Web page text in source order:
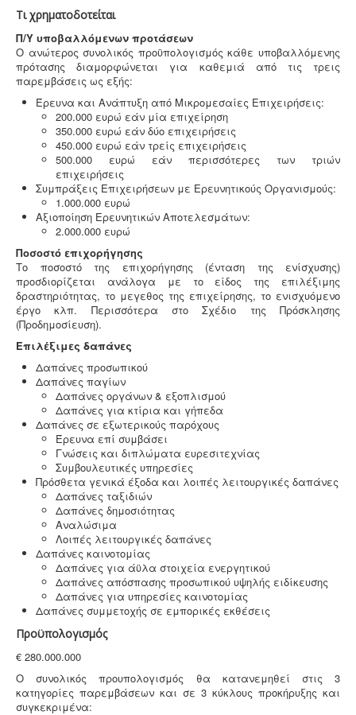
Τι χρηματοδοτείται
Π/Υ υποβαλλόμενων προτάσεων
Ο ανώτερος συνολικός προϋπολογισμός κάθε υποβαλλόμενης
πρότασης διαμορφώνεται για καθεμιά από τις τρεις
παρεμβάσεις ως εξής:
Έρευνα και Ανάπτυξη από Μικρομεσαίες Επιχειρήσεις:
200.000 ευρώ εάν μία επιχείρηση
350.000 ευρώ εάν δύο επιχειρήσεις
450.000 ευρώ εάν τρείς επιχειρήσεις
500.000 ευρώ εάν περισσότερες των τριών
επιχειρήσεις
Συμπράξεις Επιχειρήσεων με Ερευνητικούς Οργανισμούς:
1.000.000 ευρώ
Αξιοποίηση Ερευνητικών Αποτελεσμάτων:
2.000.000 ευρώ
Ποσοστό επιχορήγησης
Το ποσοστό της επιχορήγησης (ένταση της ενίσχυσης)
προσδιορίζεται ανάλογα με το είδος της επιλέξιμης
δραστηριότητας, το μεγεθος της επιχείρησης, το ενισχυόμενο
έργο κλπ. Περισσότερα στο Σχέδιο της Πρόσκλησης
(Προδημοσίευση).
Επιλέξιμες δαπάνες
Δαπάνες προσωπικού
Δαπάνες παγίων
Δαπάνες οργάνων & εξοπλισμού
Δαπάνες για κτίρια και γήπεδα
Δαπάνες σε εξωτερικούς παρόχους
Έρευνα επί συμβάσει
Γνώσεις και διπλώματα ευρεσιτεχνίας
Συμβουλευτικές υπηρεσίες
Πρόσθετα γενικά έξοδα και λοιπές λειτουργικές δαπάνες
Δαπάνες ταξιδιών
Δαπάνες δημοσιότητας
Αναλώσιμα
Λοιπές λειτουργικές δαπάνες
Δαπάνες καινοτομίας
Δαπάνες για άϋλα στοιχεία ενεργητικού
Δαπάνες απόσπασης προσωπικού υψηλής ειδίκευσης
Δαπάνες για υπηρεσίες καινοτομίας
Δαπάνες συμμετοχής σε εμπορικές εκθέσεις
Προϋπολογισμός
€ 280.000.000
Ο συνολικός προυπολογισμός θα κατανεμηθεί στις 3
κατηγορίες παρεμβάσεων και σε 3 κύκλους προκήρυξης και
συγκεκριμένα: